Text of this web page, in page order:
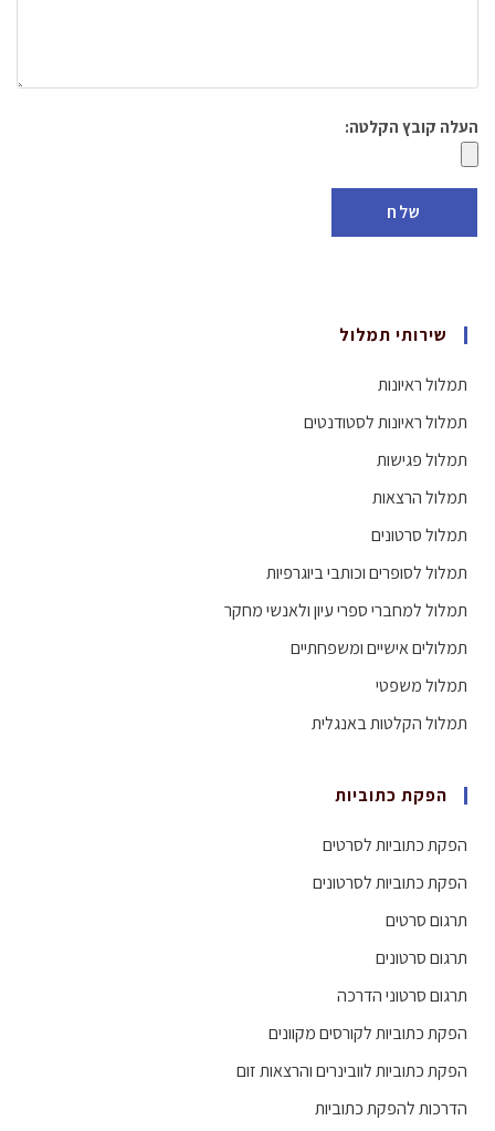
העלה קובץ הקלטה:
שירותי תמלול
תמלול ראיונות
תמלול ראיונות לסטודנטים
תמלול פגישות
תמלול הרצאות
תמלול סרטונים
תמלול לסופרים וכותבי ביוגרפיות
תמלול למחברי ספרי עיון ולאנשי מחקר
תמלולים אישיים ומשפחתיים
תמלול משפטי
תמלול הקלטות באנגלית
הפקת כתוביות
הפקת כתוביות לסרטים
הפקת כתוביות לסרטונים
תרגום סרטים
תרגום סרטונים
תרגום סרטוני הדרכה
הפקת כתוביות לקורסים מקוונים
הפקת כתוביות לוובינרים והרצאות זום
הדרכות להפקת כתוביות